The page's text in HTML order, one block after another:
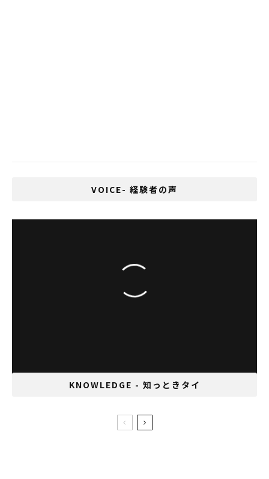
VOICE- 経験者の声
「日本」住んだことがないから持てる愛国心
KNOWLEDGE - 知っときタイ